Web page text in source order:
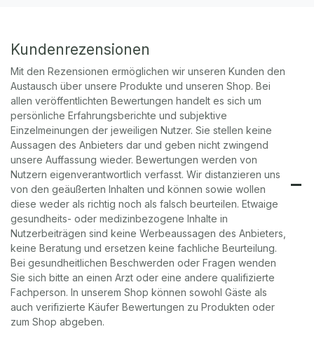
Kundenrezensionen
Mit den Rezensionen ermöglichen wir unseren Kunden den
Austausch über unsere Produkte und unseren Shop. Bei
allen veröffentlichten Bewertungen handelt es sich um
persönliche Erfahrungsberichte und subjektive
Einzelmeinungen der jeweiligen Nutzer. Sie stellen keine
Aussagen des Anbieters dar und geben nicht zwingend
unsere Auffassung wieder. Bewertungen werden von
Nutzern eigenverantwortlich verfasst. Wir distanzieren uns
von den geäußerten Inhalten und können sowie wollen
diese weder als richtig noch als falsch beurteilen. Etwaige
gesundheits- oder medizinbezogene Inhalte in
Nutzerbeiträgen sind keine Werbeaussagen des Anbieters,
keine Beratung und ersetzen keine fachliche Beurteilung.
Bei gesundheitlichen Beschwerden oder Fragen wenden
Sie sich bitte an einen Arzt oder eine andere qualifizierte
Fachperson. In unserem Shop können sowohl Gäste als
auch verifizierte Käufer Bewertungen zu Produkten oder
zum Shop abgeben.